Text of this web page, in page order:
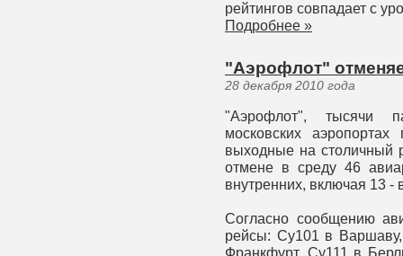
рейтингов совпадает с
Подробнее »
"Аэрофлот"
28 декабря 2010 года
"Аэрофлот", тысячи
московских
выходные на столичный
отмене в среду 46
внутренних, включая 13 -
Согласно сообщению
рейсы: Су101 в
Франкфурт, Су111 в